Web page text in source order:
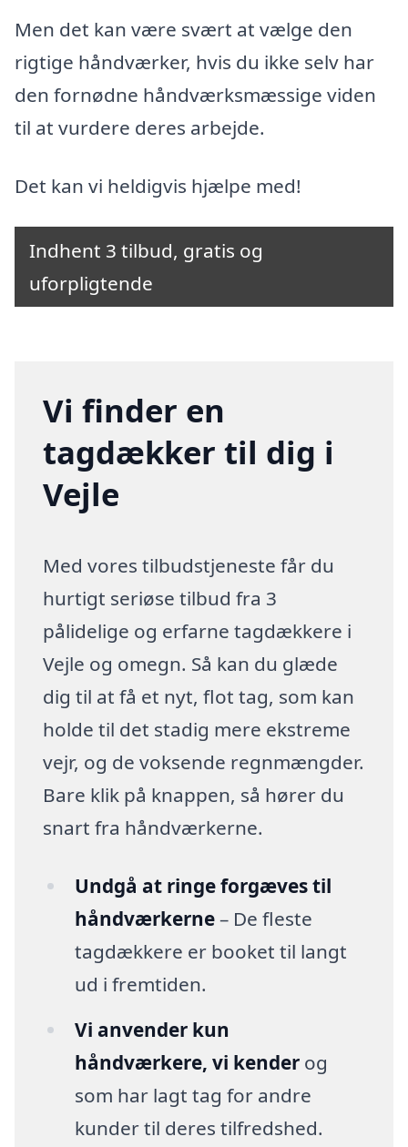
Men det kan være svært at vælge den
rigtige håndværker, hvis du ikke selv har
den fornødne håndværksmæssige viden
til at vurdere deres arbejde.
Det kan vi heldigvis hjælpe med!
Indhent 3 tilbud, gratis og
uforpligtende
Vi finder en
tagdækker til dig i
Vejle
Med vores tilbudstjeneste får du
hurtigt seriøse tilbud fra 3
pålidelige og erfarne tagdækkere i
Vejle og omegn. Så kan du glæde
dig til at få et nyt, flot tag, som kan
holde til det stadig mere ekstreme
vejr, og de voksende regnmængder.
Bare klik på knappen, så hører du
snart fra håndværkerne.
Undgå at ringe forgæves til
håndværkerne– De fleste
tagdækkere er booket til langt
ud i fremtiden.
Vi anvender kun
håndværkere, vi kenderog
som har lagt tag for andre
kunder til deres tilfredshed.